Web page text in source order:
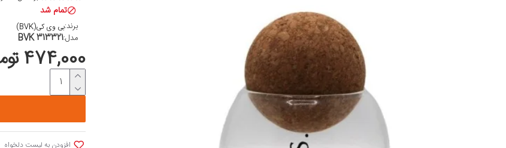
تمام شد
برند:بی وی کی(BVK)
مدل:BVK 313321
474,000 تومان
افزودن به لیست دلخواه